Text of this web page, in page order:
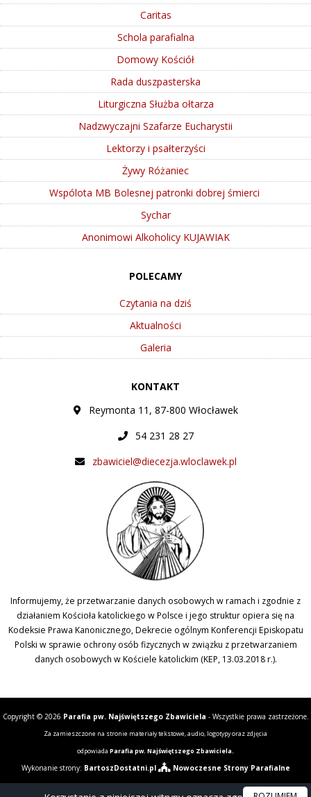
Caritas
Schola parafialna
Domowy Kościół
Rada duszpasterska
Liturgiczna Służba ołtarza
Nadzwyczajni Szafarze Eucharystii
Lektorzy i psałterzyści
Żywy Różaniec
Wspólota MB Bolesnej patronki dobrej śmierci
Sychar
Anonimowi Alkoholicy KUJAWIAK
POLECAMY
Czytania na dziś
Aktualności
Galeria
KONTAKT
Reymonta 11, 87-800 Włocławek
54 231 28 27
zbawiciel@diecezja.wloclawek.pl
Informujemy, że przetwarzanie danych osobowych w ramach i zgodnie z
działaniem Kościoła katolickiego w Polsce i jego struktur opiera się na
Kodeksie Prawa Kanonicznego, Dekrecie ogólnym Konferencji Episkopatu
Polski w sprawie ochrony osób fizycznych w związku z przetwarzaniem
danych osobowych w Kościele katolickim (KEP, 13.03.2018 r.).
Copyright © 2026 Parafia pw. Najświętszego Zbawiciela - Wszystkie prawa zastrzeżone.
Za zamieszczone na stronie materiały tekstowe, audio, logotypy oraz zdjęcia
odpowiada Parafia pw. Najświętszego Zbawiciela.
Wykonanie strony: BartoszDostatni.pl Nowoczesne Strony Parafialne